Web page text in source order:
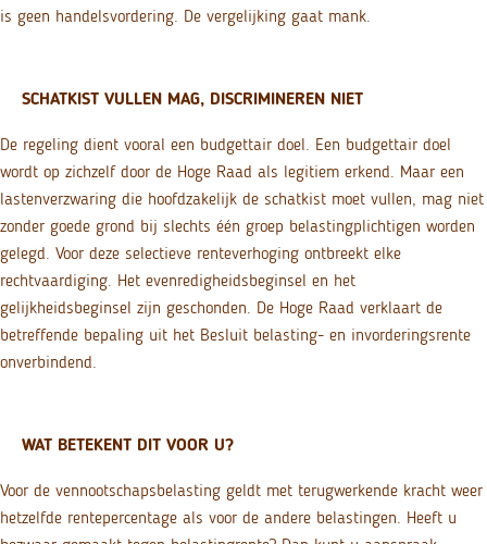
is geen handelsvordering. De vergelijking gaat mank.
SCHATKIST VULLEN MAG, DISCRIMINEREN NIET
De regeling dient vooral een budgettair doel. Een budgettair doel
wordt op zichzelf door de Hoge Raad als legitiem erkend. Maar een
lastenverzwaring die hoofdzakelijk de schatkist moet vullen, mag niet
zonder goede grond bij slechts één groep belastingplichtigen worden
gelegd. Voor deze selectieve renteverhoging ontbreekt elke
rechtvaardiging. Het evenredigheidsbeginsel en het
gelijkheidsbeginsel zijn geschonden. De Hoge Raad verklaart de
betreffende bepaling uit het Besluit belasting- en invorderingsrente
onverbindend.
WAT BETEKENT DIT VOOR U?
Voor de vennootschapsbelasting geldt met terugwerkende kracht weer
hetzelfde rentepercentage als voor de andere belastingen. Heeft u